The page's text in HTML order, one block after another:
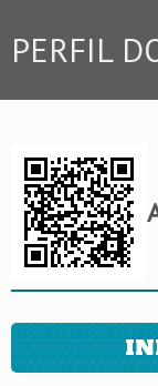
PERFIL